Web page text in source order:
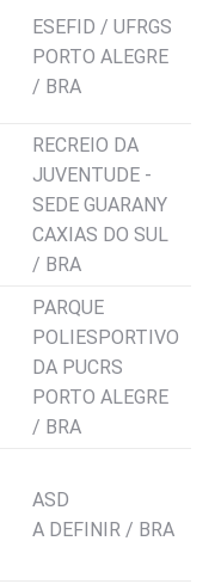
ESEFID / UFRGS
PORTO ALEGRE
/ BRA
RECREIO DA
JUVENTUDE -
SEDE GUARANY
CAXIAS DO SUL
/ BRA
PARQUE
POLIESPORTIVO
DA PUCRS
PORTO ALEGRE
/ BRA
ASD
A DEFINIR / BRA